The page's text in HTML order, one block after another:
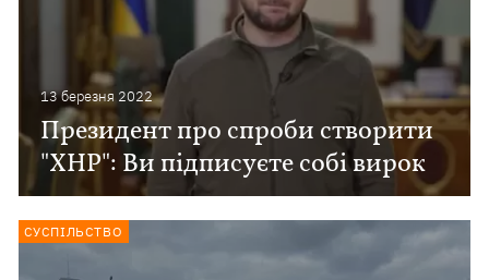
13 березня 2022
Президент про спроби створити
"ХНР": Ви підписуєте собі вирок
СУСПІЛЬСТВО